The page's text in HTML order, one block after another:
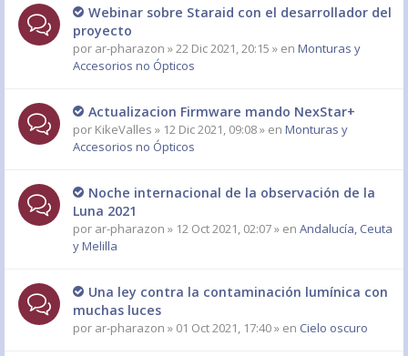
Webinar sobre Staraid con el desarrollador del
proyecto
por ar-pharazon » 22 Dic 2021, 20:15 » en Monturas y
Accesorios no Ópticos
Actualizacion Firmware mando NexStar+
por KikeValles » 12 Dic 2021, 09:08 » en Monturas y
Accesorios no Ópticos
Noche internacional de la observación de la
Luna 2021
por ar-pharazon » 12 Oct 2021, 02:07 » en Andalucía, Ceuta
y Melilla
Una ley contra la contaminación lumínica con
muchas luces
por ar-pharazon » 01 Oct 2021, 17:40 » en Cielo oscuro